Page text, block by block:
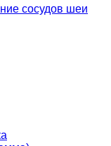
сосудов шеи